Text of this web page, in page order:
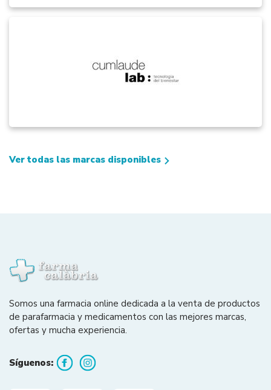
Ver todas las marcas disponibles
Somos una farmacia online dedicada a la venta de productos
de parafarmacia y medicamentos con las mejores marcas,
ofertas y mucha experiencia.
Síguenos: